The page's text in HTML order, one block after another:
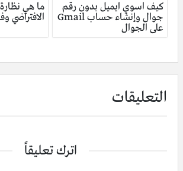
كيف اسوي ايميل بدون رقم
جوال وإنشاء حساب Gmail
على الجوال
ما هي
الافتراضي
التعليقات
اترك تعليقاً